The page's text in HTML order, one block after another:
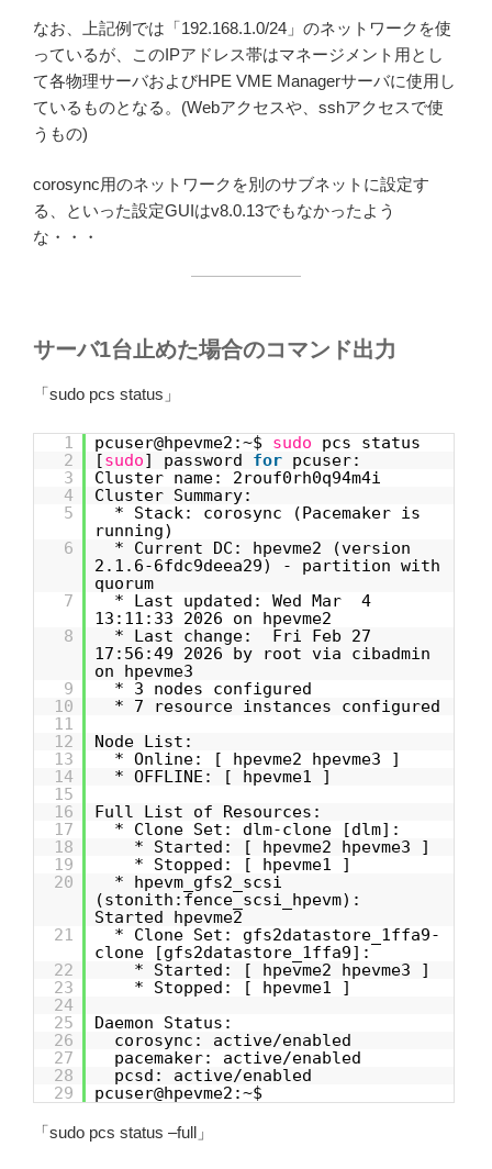
なお、上記例では「192.168.1.0/24」のネットワークを使
っているが、このIPアドレス帯はマネージメント用とし
て各物理サーバおよびHPE VME Managerサーバに使用し
ているものとなる。(Webアクセスや、sshアクセスで使
うもの)
corosync用のネットワークを別のサブネットに設定す
る、といった設定GUIはv8.0.13でもなかったよう
な・・・
サーバ1台止めた場合のコマンド出力
「sudo pcs status」
1 pcuser@hpevme2:~$ sudo
pcs status
2
[sudo] password for pcuser:
3
Cluster name: 2rouf0rh0q94m4i
4
Cluster Summary:
5
* Stack: corosync (Pacemaker is
running)
6
* Current DC: hpevme2 (version
2.1.6-6fdc9deea29) - partition with
quorum
7
* Last updated: Wed Mar 4
13:11:33 2026 on hpevme2
8
* Last change: Fri Feb 27
17:56:49 2026 by root via cibadmin
on hpevme3
9
* 3 nodes configured
10
* 7 resource instances configured
11
12
Node List:
13
* Online: [ hpevme2 hpevme3 ]
14
* OFFLINE: [ hpevme1 ]
15
16
Full List of Resources:
17
* Clone Set: dlm-clone [dlm]:
18
* Started: [ hpevme2 hpevme3 ]
19
* Stopped: [ hpevme1 ]
20
* hpevm_gfs2_scsi
(stonith:fence_scsi_hpevm):
Started hpevme2
21
* Clone Set: gfs2datastore_1ffa9-
clone [gfs2datastore_1ffa9]:
22
* Started: [ hpevme2 hpevme3 ]
23
* Stopped: [ hpevme1 ]
24
25
Daemon Status:
26
corosync: active/enabled
27
pacemaker: active/enabled
28
pcsd: active/enabled
29
pcuser@hpevme2:~$
「sudo pcs status –full」